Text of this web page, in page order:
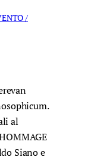
/
al
Siano e